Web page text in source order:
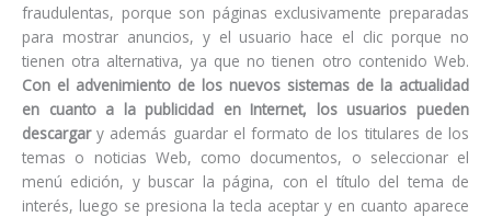
fraudulentas, porque son páginas exclusivamente preparadas
para mostrar anuncios, y el usuario hace el clic porque no
tienen otra alternativa, ya que no tienen otro contenido Web.
Con el advenimiento de los nuevos sistemas de la actualidad
en cuanto a la publicidad en Internet, los usuarios pueden
descargary además guardar el formato de los titulares de los
temas o noticias Web, como documentos, o seleccionar el
menú edición, y buscar la página, con el título del tema de
interés, luego se presiona la tecla aceptar y en cuanto aparece